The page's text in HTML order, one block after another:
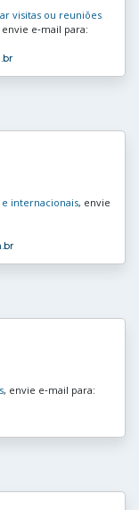
visitas ou reuniões
envie e‑mail para:
internacionais, envie
, envie e‑mail para: